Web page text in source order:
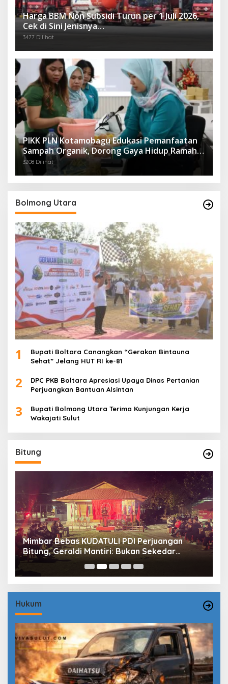
Harga BBM Non Subsidi Turun per 1 Juli 2026,
Cek di Sini Jenisnya…
3477 Dilihat
PIKK PLN Kotamobagu Edukasi Pemanfaatan
Sampah Organik, Dorong Gaya Hidup Ramah
Lingkungan
3208 Dilihat
Bolmong Utara
1
Bupati Boltara Canangkan “Gerakan Bintauna
Sehat” Jelang HUT RI ke-81
2
DPC PKB Boltara Apresiasi Upaya Dinas Pertanian
Perjuangkan Bantuan Alsintan
3
Bupati Bolmong Utara Terima Kunjungan Kerja
Wakajati Sulut
Bitung
Mimbar Bebas KUDATULI PDI Perjuangan
Bitung, Geraldi Mantiri: Bukan Sekedar
Sejarah
Hukum